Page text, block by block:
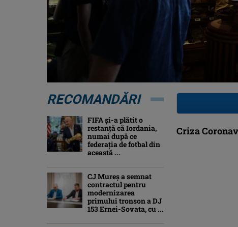
Criza
RECOMANDĂRI
FIFA și-a plătit o
restanță că Iordania,
numai după ce
federația de fotbal din
această ...
CJ Mureș a semnat
contractul pentru
modernizarea
primului tronson a DJ
153 Ernei-Sovata, cu ...